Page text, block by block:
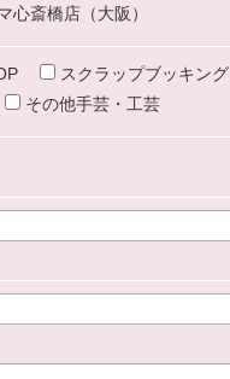
心斎橋店（大阪）
スクラップブッキング
その他手芸・工芸